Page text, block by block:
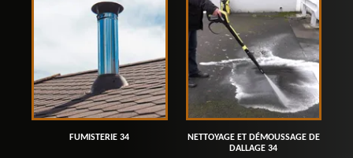
FUMISTERIE 34
NETTOYAGE ET DÉMOUSSAGE DE
DALLAGE 34